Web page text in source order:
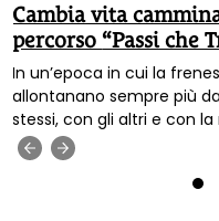
Cambia vita
percorso “Passi
In un’epoca in cui la
allontanano sempre più
stessi, con gli altri e con
innovativo pensato per
essenziale. La Scuola
trasformano, con sede